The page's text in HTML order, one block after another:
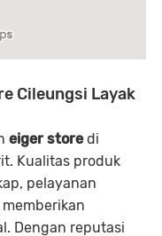
Cileungsi Layak
eiger storedi
Kualitas produk
pelayanan
Dengan reputasi